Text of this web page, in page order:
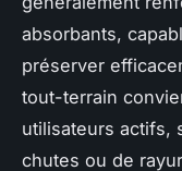
absorbants,
préserver
tout-terrain
utilisateurs actifs,
chutes ou de